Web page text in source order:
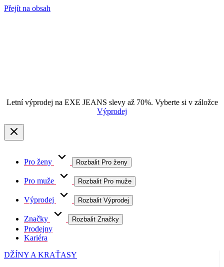
Přejít na obsah
Letní výprodej na EXE JEANS slevy až 70%. Vyberte si v záložce
Výprodej
Pro ženy Rozbalit Pro ženy
Pro muže Rozbalit Pro muže
Výprodej Rozbalit Výprodej
Značky Rozbalit Značky
Prodejny
Kariéra
DŽÍNY A KRAŤASY